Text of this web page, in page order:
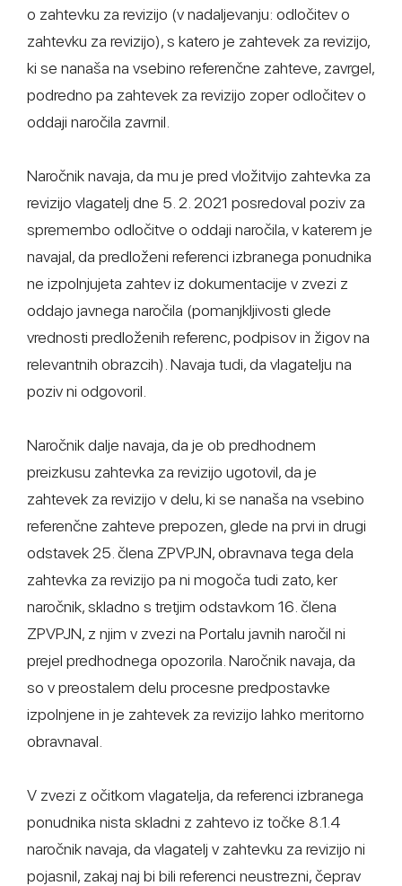
o zahtevku za revizijo (v nadaljevanju: odločitev o
zahtevku za revizijo), s katero je zahtevek za revizijo,
ki se nanaša na vsebino referenčne zahteve, zavrgel,
podredno pa zahtevek za revizijo zoper odločitev o
oddaji naročila zavrnil.
Naročnik navaja, da mu je pred vložitvijo zahtevka za
revizijo vlagatelj dne 5. 2. 2021 posredoval poziv za
spremembo odločitve o oddaji naročila, v katerem je
navajal, da predloženi referenci izbranega ponudnika
ne izpolnjujeta zahtev iz dokumentacije v zvezi z
oddajo javnega naročila (pomanjkljivosti glede
vrednosti predloženih referenc, podpisov in žigov na
relevantnih obrazcih). Navaja tudi, da vlagatelju na
poziv ni odgovoril.
Naročnik dalje navaja, da je ob predhodnem
preizkusu zahtevka za revizijo ugotovil, da je
zahtevek za revizijo v delu, ki se nanaša na vsebino
referenčne zahteve prepozen, glede na prvi in drugi
odstavek 25. člena ZPVPJN, obravnava tega dela
zahtevka za revizijo pa ni mogoča tudi zato, ker
naročnik, skladno s tretjim odstavkom 16. člena
ZPVPJN, z njim v zvezi na Portalu javnih naročil ni
prejel predhodnega opozorila. Naročnik navaja, da
so v preostalem delu procesne predpostavke
izpolnjene in je zahtevek za revizijo lahko meritorno
obravnaval.
V zvezi z očitkom vlagatelja, da referenci izbranega
ponudnika nista skladni z zahtevo iz točke 8.1.4
naročnik navaja, da vlagatelj v zahtevku za revizijo ni
pojasnil, zakaj naj bi bili referenci neustrezni, čeprav